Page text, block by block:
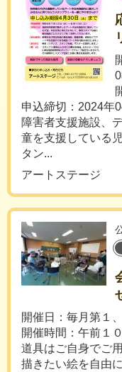
申込締切：2024年
障害者支援施設、
童を支援している
タン...
アートステージ
開催日：毎月第１
開催時間：午前１
道具はご自身でご
描きたい絵を自由